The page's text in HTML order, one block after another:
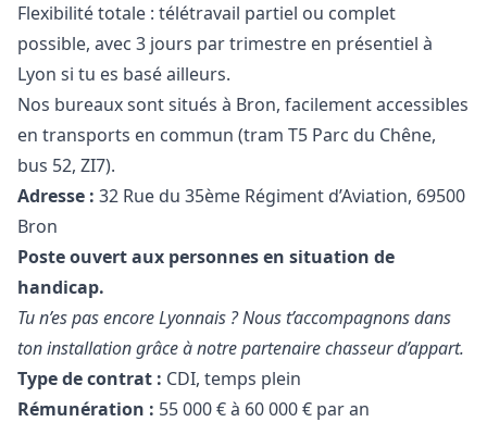
Flexibilité totale : télétravail partiel ou complet
possible, avec 3 jours par trimestre en présentiel à
Lyon si tu es basé ailleurs.
Nos bureaux sont situés à Bron, facilement accessibles
en transports en commun (tram T5 Parc du Chêne,
bus 52, ZI7).
Adresse : 32 Rue du 35ème Régiment d’Aviation, 69500
Bron
Poste ouvert aux personnes en situation de
handicap.
Tu n’es pas encore Lyonnais ? Nous t’accompagnons dans
ton installation grâce à notre partenaire chasseur d’appart.
Type de contrat : CDI, temps plein
Rémunération : 55 000 € à 60 000 € par an